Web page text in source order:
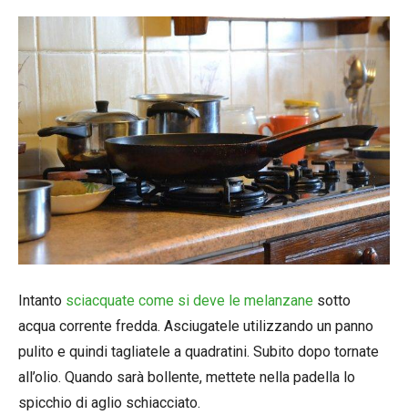
Intanto sciacquate come si deve le melanzane sotto
acqua corrente fredda. Asciugatele utilizzando un panno
pulito e quindi tagliatele a quadratini. Subito dopo tornate
all’olio. Quando sarà bollente, mettete nella padella lo
spicchio di aglio schiacciato.